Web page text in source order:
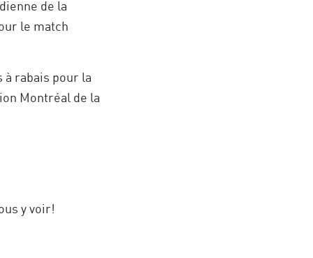
de la
le match
rabais pour la
Montréal de la
y voir!